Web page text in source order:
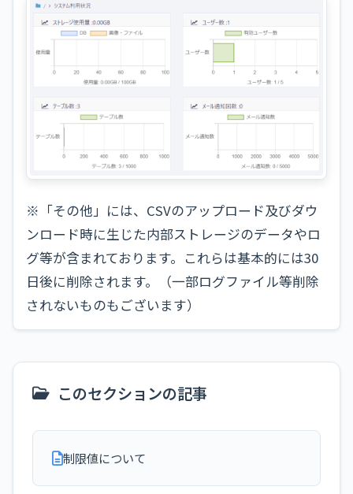
※「その他」には、CSVのアップロード及びダウ
ンロード時に生じた内部ストレージのデータやロ
グ等が含まれております。これらは基本的には30
日後に削除されます。（一部ログファイル等削除
されないものもございます）
このセクションの記事
制限値について